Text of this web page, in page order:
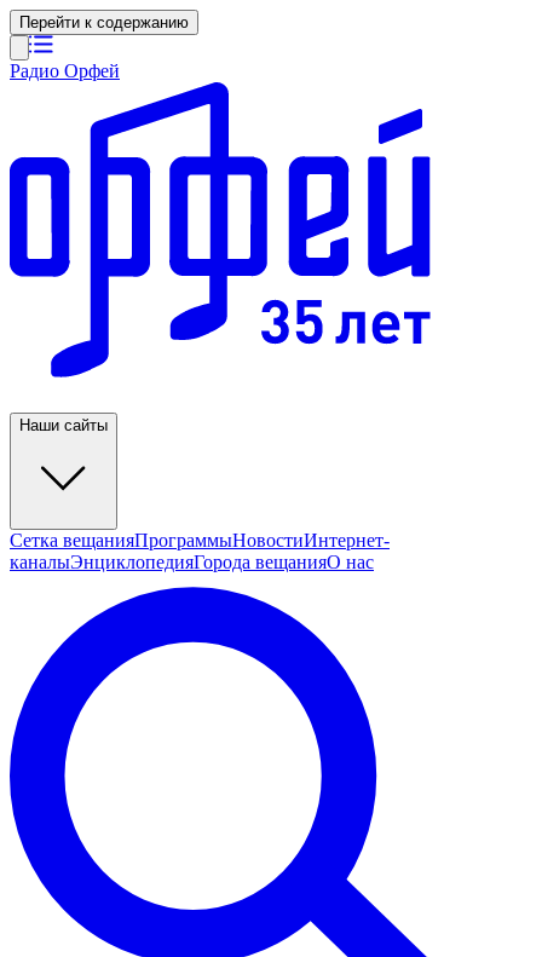
Перейти к содержанию
Радио Орфей
Наши сайты
Сетка вещанияПрограммыНовостиИнтернет-
каналыЭнциклопедияГорода вещанияО нас